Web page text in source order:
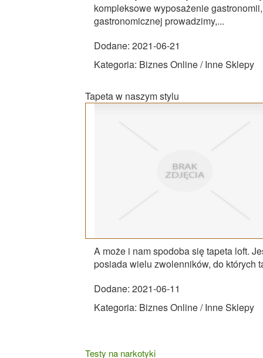
kompleksowe wyposażenie
gastronomicznej prowadzimy,...
Dodane: 2021-06-21
Kategoria: Biznes Online / Inne Sklepy
Tapeta w naszym stylu
A może i nam spodoba się tapeta loft.
posiada wielu zwolenników, do których
Dodane: 2021-06-11
Kategoria: Biznes Online / Inne Sklepy
Testy na narkotyki